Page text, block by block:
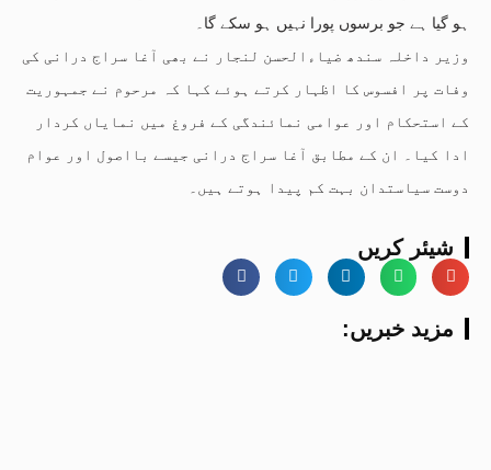
ہو گیا ہے جو برسوں پورا نہیں ہو سکے گا۔
وزیر داخلہ سندھ ضیاءالحسن لنجار نے بھی آغا سراج درانی کی
وفات پر افسوس کا اظہار کرتے ہوئے کہا کہ مرحوم نے جمہوریت
کے استحکام اور عوامی نمائندگی کے فروغ میں نمایاں کردار
ادا کیا۔ ان کے مطابق آغا سراج درانی جیسے بااصول اور عوام
دوست سیاستدان بہت کم پیدا ہوتے ہیں۔
شیئر کریں
:مزید خبریں